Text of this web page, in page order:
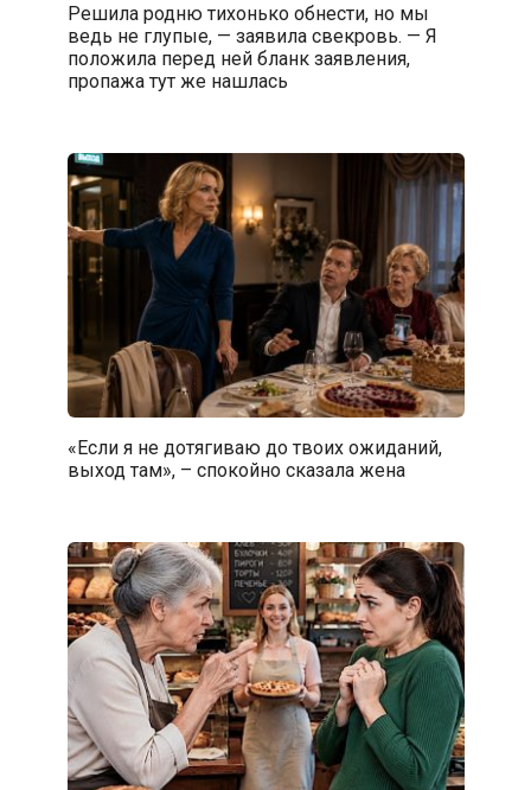
Решила родню тихонько обнести, но мы
ведь не глупые, — заявила свекровь. — Я
положила перед ней бланк заявления,
пропажа тут же нашлась
«Если я не дотягиваю до твоих ожиданий,
выход там», – спокойно сказала жена